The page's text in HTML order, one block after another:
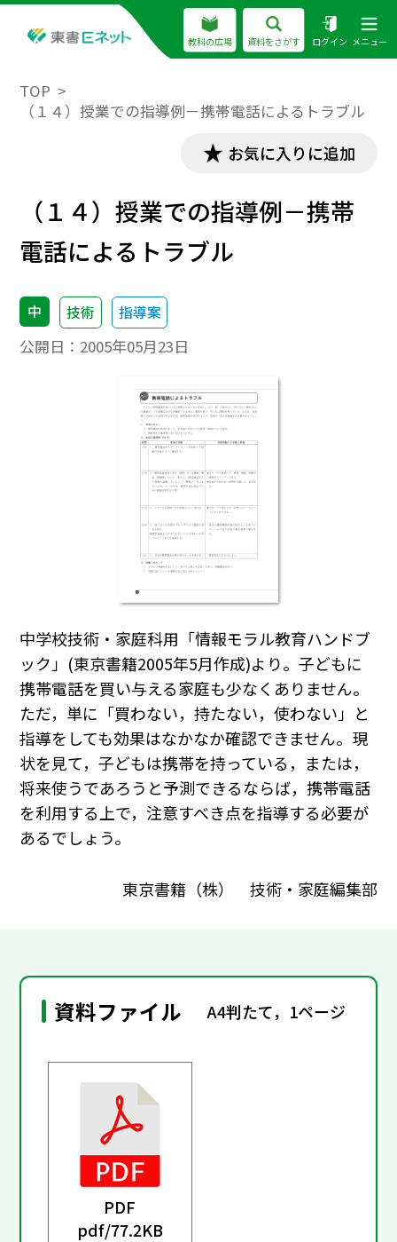
教科の広場 資料をさがす ログイン メニュー
TOP
（１４）授業での指導例－携帯電話によるトラブル
お気に入りに追加
（１４）授業での指導例－携帯
電話によるトラブル
中 技術 指導案
公開日： 2005年05月23日
中学校技術・家庭科用「情報モラル教育ハンドブ
ック」(東京書籍2005年5月作成)より。子どもに
携帯電話を買い与える家庭も少なくありません。
ただ，単に「買わない，持たない，使わない」と
指導をしても効果はなかなか確認できません。現
状を見て，子どもは携帯を持っている，または，
将来使うであろうと予測できるならば，携帯電話
を利用する上で，注意すべき点を指導する必要が
あるでしょう。
東京書籍（株） 技術・家庭編集部
資料ファイル A4判たて，1ページ
PDF
pdf/77.2KB